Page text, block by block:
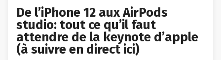
De l’iPhone 12 aux AirPods
studio: tout ce qu’il faut
attendre de la keynote d’apple
(à suivre en direct ici)